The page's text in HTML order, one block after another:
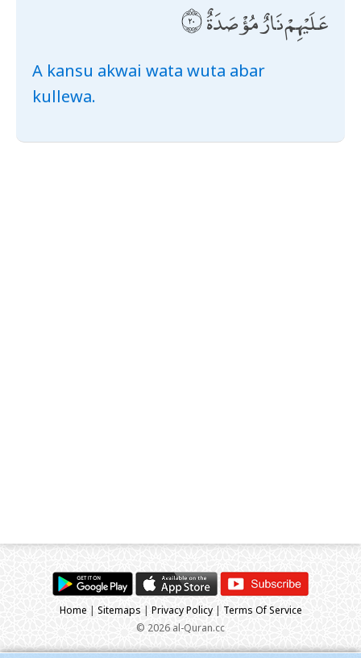
عَلَيْهِمْ نَارٌ مُؤْصَدَةٌ
A kansu akwai wata wuta abar
kullewa.
Home | Sitemaps | Privacy Policy| Terms Of Service
© 2026 al-Quran.cc